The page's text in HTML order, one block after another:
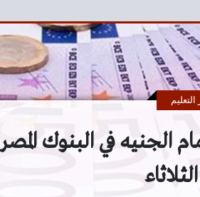
الجنيه في البنوك
التعليم